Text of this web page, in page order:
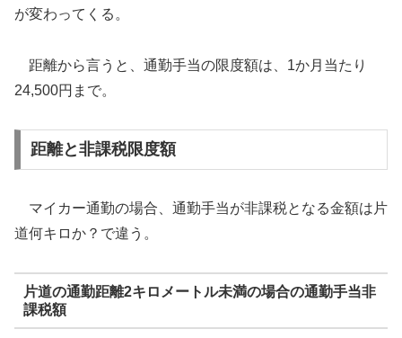
が変わってくる。
距離から言うと、通勤手当の限度額は、1か月当たり
24,500円まで。
距離と非課税限度額
マイカー通勤の場合、通勤手当が非課税となる金額は片
道何キロか？で違う。
片道の通勤距離2キロメートル未満の場合の通勤手当非
課税額